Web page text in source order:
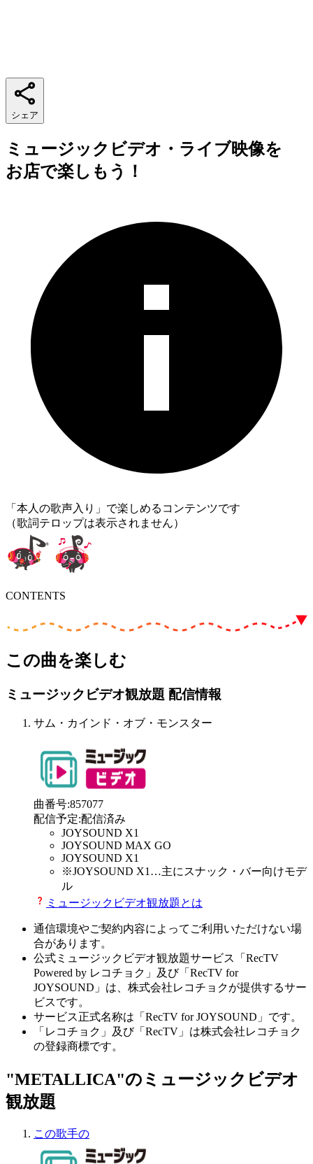
シェア
ミュージックビデオ・ライブ映像を
お店で楽しもう！
「本人の歌声入り」で楽しめるコンテンツです
（歌詞テロップは表示されません）
CONTENTS
この曲を楽しむ
ミュージックビデオ観放題 配信情報
サム・カインド・オブ・モンスター
曲番号:857077
配信予定:配信済み
JOYSOUND X1
JOYSOUND MAX GO
JOYSOUND X1
※JOYSOUND X1 …主にスナック・バー向けモデ
ル
ミュージックビデオ観放題とは
通信環境やご契約内容によってご利用いただけない場
合があります。
公式ミュージックビデオ観放題サービス「RecTV
Powered by レコチョク」及び「RecTV for
JOYSOUND」は、株式会社レコチョクが提供するサー
ビスです。
サービス正式名称は「RecTV for JOYSOUND」です。
「レコチョク」及び「RecTV」は株式会社レコチョク
の登録商標です。
"METALLICA"のミュージックビデオ
観放題
この歌手の